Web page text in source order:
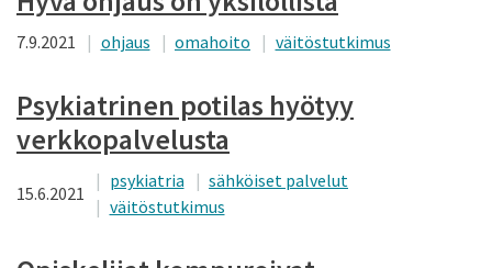
7.9.2021 ohjaus omahoito väitöstutkimus
Psykiatrinen potilas hyötyy
verkkopalvelusta
15.6.2021
psykiatria
sähköiset palvelut
väitöstutkimus